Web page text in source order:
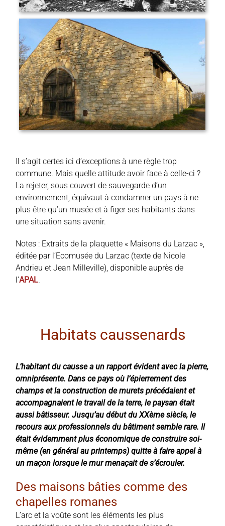
Il s’agit certes ici d’exceptions à une règle trop
commune. Mais quelle attitude avoir face à celle-ci ?
La rejeter, sous couvert de sauvegarde d’un
environnement, équivaut à condamner un pays à ne
plus être qu’un musée et à figer ses habitants dans
une situation sans avenir.
Notes : Extraits de la plaquette « Maisons du Larzac »,
éditée par l’Ecomusée du Larzac (texte de Nicole
Andrieu et Jean Milleville), disponible auprès de
l’APAL.
Habitats caussenards
L’habitant du causse a un rapport évident avec la pierre,
omniprésente. Dans ce pays où l’épierrement des
champs et la construction de murets précédaient et
accompagnaient le travail de la terre, le paysan était
aussi bâtisseur. Jusqu’au début du XXème siècle, le
recours aux professionnels du bâtiment semble rare. Il
était évidemment plus économique de construire soi-
même (en général au printemps) quitte à faire appel à
un maçon lorsque le mur menaçait de s’écrouler.
Des maisons bâties comme des
chapelles romanes
L’arc et la voûte sont les éléments les plus